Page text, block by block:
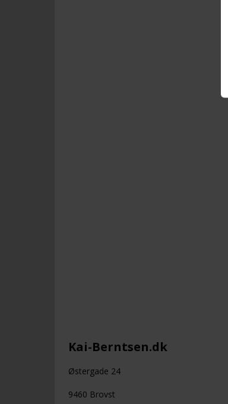
Kai-Berntsen.dk
Østergade 24
9460 Brovst